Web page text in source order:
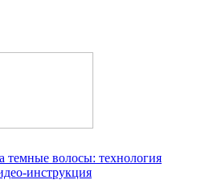
темные волосы: технология
инструкция